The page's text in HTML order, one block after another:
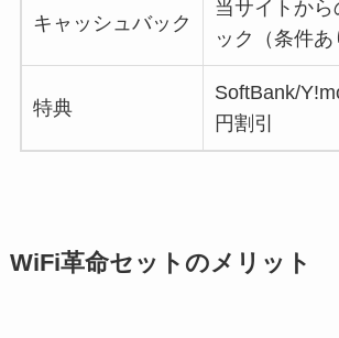
キャッシュバック
当サイトか
ック（条件あ
特典
SoftBank/
円割引
WiFi革命セットのメリット